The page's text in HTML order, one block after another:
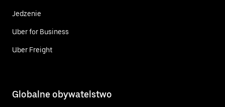
Jedzenie
Uber for Business
Uber Freight
Globalne obywatelstwo